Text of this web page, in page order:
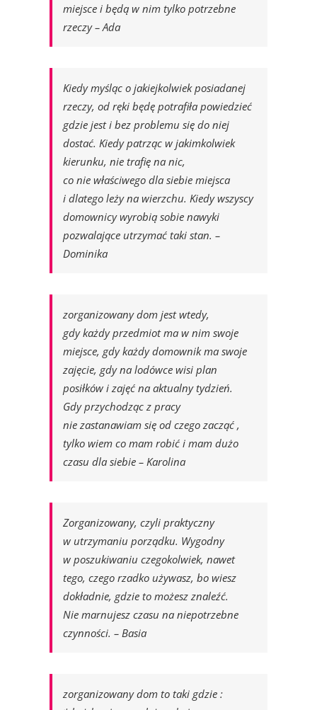
miejsce i będą w nim tylko potrzebne
rzeczy – Ada
Kiedy myśląc o jakiejkolwiek posiadanej
rzeczy, od ręki będę potrafiła powiedzieć
gdzie jest i bez problemu się do niej
dostać. Kiedy patrząc w jakimkolwiek
kierunku, nie trafię na nic,
co nie właściwego dla siebie miejsca
i dlatego leży na wierzchu. Kiedy wszyscy
domownicy wyrobią sobie nawyki
pozwalające utrzymać taki stan. –
Dominika
zorganizowany dom jest wtedy,
gdy każdy przedmiot ma w nim swoje
miejsce, gdy każdy domownik ma swoje
zajęcie, gdy na lodówce wisi plan
posiłków i zajęć na aktualny tydzień.
Gdy przychodząc z pracy
nie zastanawiam się od czego zacząć ,
tylko wiem co mam robić i mam dużo
czasu dla siebie – Karolina
Zorganizowany, czyli praktyczny
w utrzymaniu porządku. Wygodny
w poszukiwaniu czegokolwiek, nawet
tego, czego rzadko używasz, bo wiesz
dokładnie, gdzie to możesz znaleźć.
Nie marnujesz czasu na niepotrzebne
czynności. – Basia
zorganizowany dom to taki gdzie :